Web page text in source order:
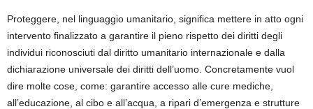
Proteggere, nel linguaggio umanitario, significa mettere in atto ogni
intervento finalizzato a garantire il pieno rispetto dei diritti degli
individui riconosciuti dal diritto umanitario internazionale e dalla
dichiarazione universale dei diritti dell’uomo. Concretamente vuol
dire molte cose, come: garantire accesso alle cure mediche,
all’educazione, al cibo e all’acqua, a ripari d’emergenza e strutture